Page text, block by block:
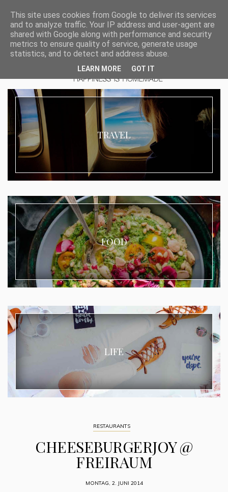
TRAVEL
FOOD
LIFE
RESTAURANTS
CHEESEBURGERJOY @
FREIRAUM
MONTAG, 2. JUNI 2014
This site uses cookies from Google to deliver its services
and to analyze traffic. Your IP address and user-agent are
shared with Google along with performance and security
metrics to ensure quality of service, generate usage
statistics, and to detect and address abuse.
LEARN MORE GOT IT